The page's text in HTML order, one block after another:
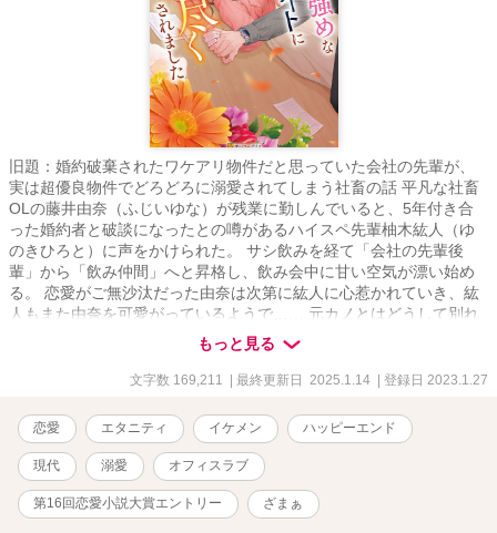
旧題：婚約破棄されたワケアリ物件だと思っていた会社の先輩が、
実は超優良物件でどろどろに溺愛されてしまう社畜の話 平凡な社畜
OLの藤井由奈（ふじいゆな）が残業に勤しんでいると、5年付き合
った婚約者と破談になったとの噂があるハイスペ先輩柚木紘人（ゆ
のきひろと）に声をかけられた。 サシ飲みを経て「会社の先輩後
輩」から「飲み仲間」へと昇格し、飲み会中に甘い空気が漂い始め
る。 恋愛がご無沙汰だった由奈は次第に紘人に心惹かれていき、紘
人もまた由奈を可愛がっているようで…… 元カノとはどうして別れ
たの？社内恋愛は面倒？紘人は私のことどう思ってる？ 社会人なら
ではのじれったい片思いの果てに晴れて恋人同士になった2人。
「俺、めちゃくちゃ独占欲強いし、ずっと由奈のこと抱き尽くした
オフィスで、旅行先で、どろどろに愛されてしまう。 仕事中はあん
なに冷静なのに、由奈のことになると少し甘えん坊になってしま
う、紘人とらぶらぶ、元カノの登場でハラハラ。 ざまぁ相手は紘人
の元カノです。
もっと見る
文字数 169,211 | 最終更新日 2025.1.14 | 登録日 2023.1.27
恋愛 エタニティ イケメン ハッピーエンド
現代 溺愛 オフィスラブ
第16回恋愛小説大賞エントリー ざまぁ